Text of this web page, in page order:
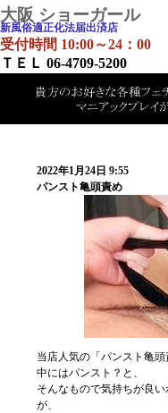
大阪 ショーガール
新風俗適正化法届出済店
受付時間 10:00～24：00
ＴＥＬ 06-4709-5200
2022年1月24日 9:55
パンスト亀頭責め
当店人気の「パンスト亀頭
中にはパンスト？と、
そんなもので気持ちが良
が、